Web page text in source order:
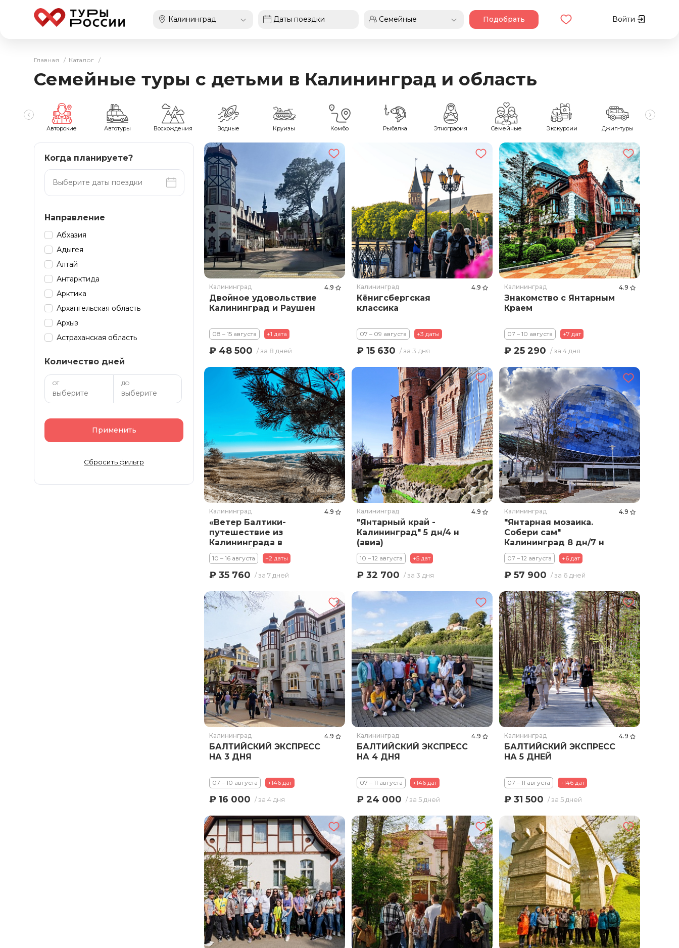
Подобрать Войти
Главная / Каталог /
Семейные туры с детьми в Калининград и область
Авторские Автотуры Восхождения Водные Круизы Комбо Рыбалка Этнография Семейные Экскурсии Джип-туры
Когда планируете?
Направление
Абхазия
Адыгея
Алтай
Антарктида
Арктика
Архангельская область
Архыз
Астраханская область
Башкирия
Бурятия
Дагестан
Забайкалье
Зарубеж
Иркутская область
Количество дней
ОТ ДО
Применить
Сбросить фильтр
Калининград 4.9
Двойное удовольствие
Калининград и Раушен
08 – 15 августа +1 дата
₽ 48 500 / за 8 дней
Калининград 4.9
Кёнигсбергская
классика
07 – 09 августа +3 даты
₽ 15 630 / за 3 дня
Калининград 4.9
Знакомство с Янтарным
Краем
07 – 10 августа +7 дат
₽ 25 290 / за 4 дня
Калининград 4.9
«Ветер Балтики-
путешествие из
Калининграда в
Янтарный»
10 – 16 августа +2 даты
₽ 35 760 / за 7 дней
Калининград 4.9
"Янтарный край -
Калининград" 5 дн/4 н
(авиа)
10 – 12 августа +5 дат
₽ 32 700 / за 3 дня
Калининград 4.9
"Янтарная мозаика.
Собери сам"
Калининград 8 дн/7 н
(авиа)
07 – 12 августа +6 дат
₽ 57 900 / за 6 дней
Калининград 4.9
БАЛТИЙСКИЙ ЭКСПРЕСС
НА 3 ДНЯ
07 – 10 августа +146 дат
₽ 16 000 / за 4 дня
Калининград 4.9
БАЛТИЙСКИЙ ЭКСПРЕСС
НА 4 ДНЯ
07 – 11 августа +146 дат
₽ 24 000 / за 5 дней
Калининград 4.9
БАЛТИЙСКИЙ ЭКСПРЕСС
НА 5 ДНЕЙ
07 – 11 августа +146 дат
₽ 31 500 / за 5 дней